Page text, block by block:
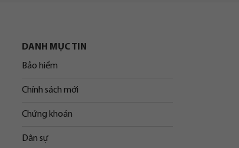
DANH MỤC TIN
Bảo hiểm
Chính sách mới
Chứng khoán
Dân sự